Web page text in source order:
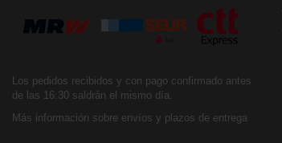
Los pedidos recibidos y con pago confirmado antes
de las 16:30 saldrán el mismo día.
Más información sobre envíos y plazos de entrega